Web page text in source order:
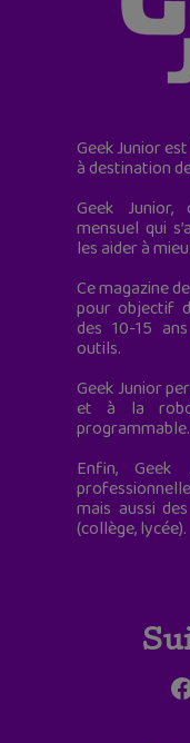
Geek Junior
à destination
Geek Junior,
mensuel qui
les aider à
Ce magazine
pour objectif
des 10-15
outils.
Geek Junior
et à la
programmable.
Enfin, Geek
mais aussi
(collège, lycée).